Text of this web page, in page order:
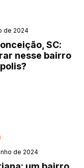
de 2024
SC:
nesse bairro
de 2024